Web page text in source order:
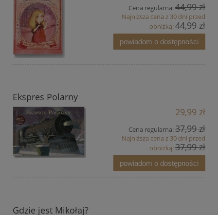
Cena regularna:44,99 zł
Najniższa cena z 30 dni przed
obniżką:44,99 zł
powiadom o dostępności
Ekspres Polarny
29,99 zł
Cena regularna:37,99 zł
Najniższa cena z 30 dni przed
obniżką:37,99 zł
powiadom o dostępności
Gdzie jest Mikołaj?